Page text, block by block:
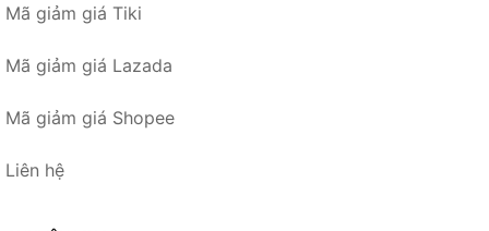
Mã giảm giá Tiki
Mã giảm giá Lazada
Mã giảm giá Shopee
Liên hệ